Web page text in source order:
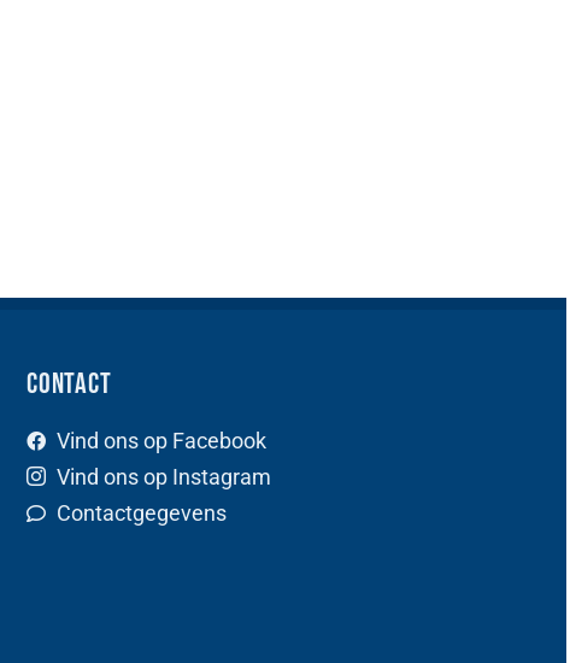
Contact
Vind ons op Facebook
Vind ons op Instagram
Contactgegevens